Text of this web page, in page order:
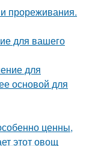
прореживания.
для вашего
для
основой для
ценны,
этот овощ